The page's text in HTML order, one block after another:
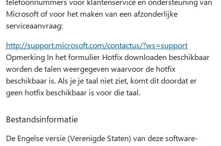
Microsoft of voor het maken van een afzonderlijke
serviceaanvraag:
http://support.microsoft.com/contactus/?ws=support
Opmerking In het formulier Hotfix downloaden beschikbaar
worden de talen weergegeven waarvoor de hotfix
beschikbaar is. Als je je taal niet ziet, komt dit doordat er
geen hotfix beschikbaar is voor die taal.
Bestandsinformatie
De Engelse versie (Verenigde Staten) van deze software-